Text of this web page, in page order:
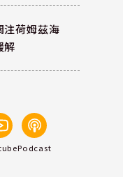
注荷姆茲海
解
Podcast